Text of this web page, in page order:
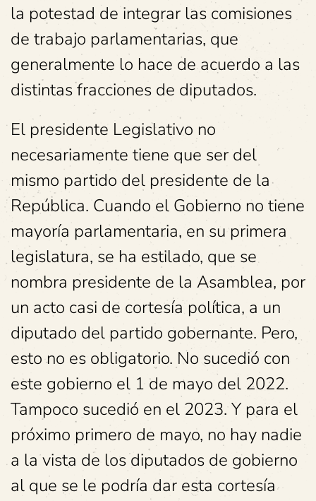
la potestad de integrar las comisiones
de trabajo parlamentarias, que
generalmente lo hace de acuerdo a las
distintas fracciones de diputados.
El presidente Legislativo no
necesariamente tiene que ser del
mismo partido del presidente de la
República. Cuando el Gobierno no tiene
mayoría parlamentaria, en su primera
legislatura, se ha estilado, que se
nombra presidente de la Asamblea, por
un acto casi de cortesía política, a un
diputado del partido gobernante. Pero,
esto no es obligatorio. No sucedió con
este gobierno el 1 de mayo del 2022.
Tampoco sucedió en el 2023. Y para el
próximo primero de mayo, no hay nadie
a la vista de los diputados de gobierno
al que se le podría dar esta cortesía